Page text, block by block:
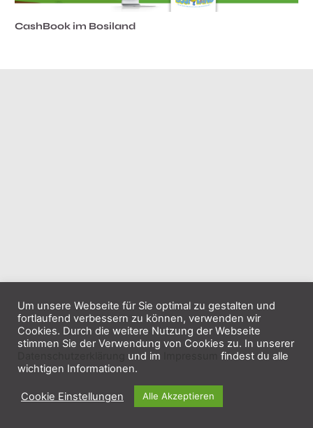
CashBook im Bosiland
Um unsere Webseite für Sie optimal zu gestalten und
fortlaufend verbessern zu können, verwenden wir
Cookies. Durch die weitere Nutzung der Webseite
stimmen Sie der Verwendung von Cookies zu. In unserer
und im
findest du alle
wichtigen Informationen.
Cookie Einstellungen Alle Akzeptieren